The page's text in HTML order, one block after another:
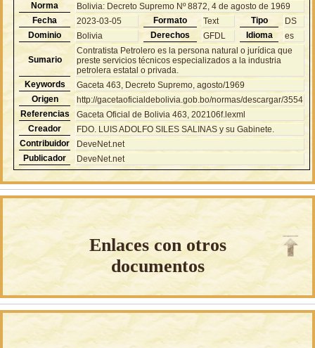
Norma
Bolivia: Decreto Supremo Nº 8872, 4 de agosto de 1969
Fecha
2023-03-05 Formato Text Tipo
DS
Dominio
Bolivia Derechos GFDL Idioma es
Sumario
Contratista Petrolero es la persona natural o jurídica que
preste servicios técnicos especializados a la industria
petrolera estatal o privada.
Keywords
Gaceta 463, Decreto Supremo, agosto/1969
Origen
http://gacetaoficialdebolivia.gob.bo/normas/descargar/3554
Referencias
Gaceta Oficial de Bolivia 463, 202106f.lexml
Creador
FDO. LUIS ADOLFO SILES SALINAS y su Gabinete.
Contribuidor
DeveNet.net
Publicador
DeveNet.net
Enlaces con otros
documentos